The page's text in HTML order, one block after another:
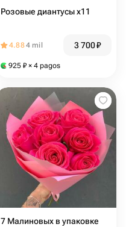
Розовые диантусы х11
4.884 mil 3 700₽
925 ₽ × 4 pagos
7 Малиновых в упаковке